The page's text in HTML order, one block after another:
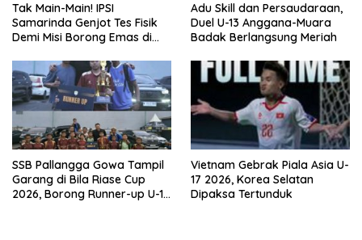
Tak Main-Main! IPSI
Samarinda Genjot Tes Fisik
Demi Misi Borong Emas di
Adu Skill dan Persaudaraan,
Duel U-13 Anggana-Muara
Badak Berlangsung Meriah
SSB Pallangga Gowa Tampil
Garang di Bila Riase Cup
2026, Borong Runner-up U-10
Vietnam Gebrak Piala Asia U-
17 2026, Korea Selatan
Dipaksa Tertunduk